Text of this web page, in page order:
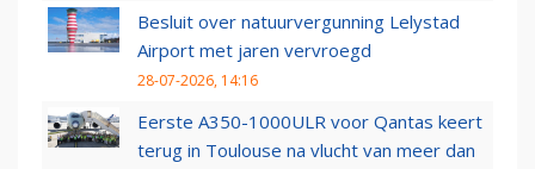
Besluit over natuurvergunning Lelystad
Airport met jaren vervroegd
28-07-2026, 14:16
Eerste A350-1000ULR voor Qantas keert
terug in Toulouse na vlucht van meer dan